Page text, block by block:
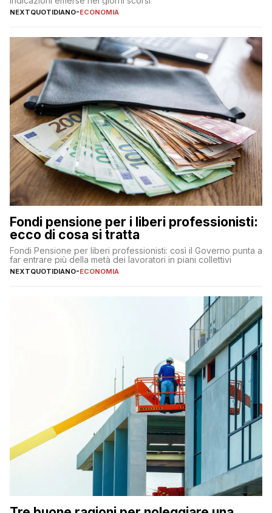
NEXTQUOTIDIANO-ECONOMIA
Fondi pensione per i liberi professionisti:
ecco di cosa si tratta
Fondi Pensione per liberi professionisti: così il Governo punta a
far entrare più della metà dei lavoratori in piani collettivi
NEXTQUOTIDIANO-ECONOMIA